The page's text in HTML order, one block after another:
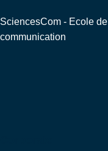
SciencesCom - Ecole de
communication